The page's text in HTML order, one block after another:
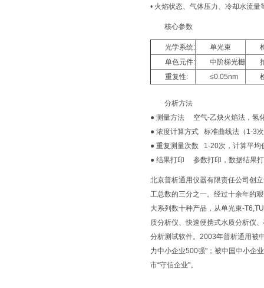
• 火焰状态、气体压力、冷却水流量
核心参数
光学系统: 单光束
单色元件:
中阶梯光栅
重复性:
≤0.05nm
分析方法
● 测量方法 空气-乙炔火焰法，氢
● 浓度计算方式 标准曲线法（1-3
● 重复测量次数 1-20次，计算平均
● 结果打印 参数打印，数据结果
北京普析通用仪器有限责任公司创
工总数的三分之一。经过十余年的
大系列数十种产品，从单光束-
质分析仪、快速便携式水质分析仪
分析测试软件。2003年普析通用被
力中小企业500强"；被中国中小企
市“守信企业"。